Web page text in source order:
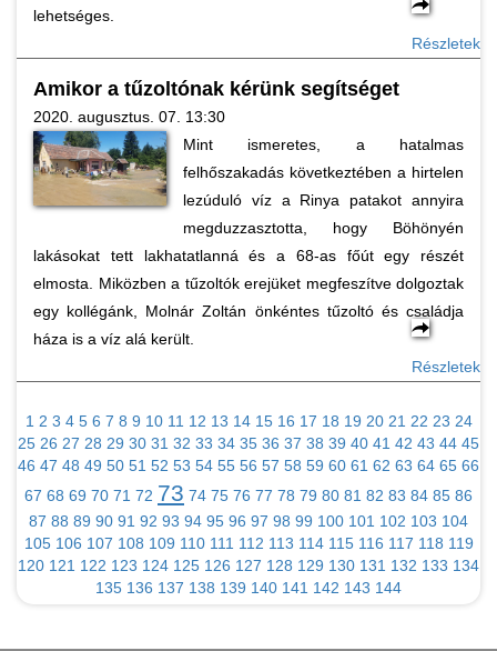
lehetséges.
Részletek
Amikor a tűzoltónak kérünk segítséget
2020. augusztus. 07. 13:30
Mint ismeretes, a hatalmas
felhőszakadás következtében a hirtelen
lezúduló víz a Rinya patakot annyira
megduzzasztotta, hogy Böhönyén
lakásokat tett lakhatatlanná és a 68-as főút egy részét
elmosta. Miközben a tűzoltók erejüket megfeszítve dolgoztak
egy kollégánk, Molnár Zoltán önkéntes tűzoltó és családja
háza is a víz alá került.
Részletek
1 2 3 4 5 6 7 8 9 10 11 12 13 14 15 16 17 18 19 20 21 22 23 24
25 26 27 28 29 30 31 32 33 34 35 36 37 38 39 40 41 42 43 44 45
46 47 48 49 50 51 52 53 54 55 56 57 58 59 60 61 62 63 64 65 66
67 68 69 70 71 72 73 74 75 76 77 78 79 80 81 82 83 84 85 86
87 88 89 90 91 92 93 94 95 96 97 98 99 100 101 102 103 104
105 106 107 108 109 110 111 112 113 114 115 116 117 118 119
120 121 122 123 124 125 126 127 128 129 130 131 132 133 134
135 136 137 138 139 140 141 142 143 144